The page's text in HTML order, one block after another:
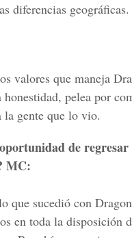
diferencias geográficas.
valores que maneja
pelea por
la gente que lo vio.
de
MC:
que sucedió con
en toda la disposición